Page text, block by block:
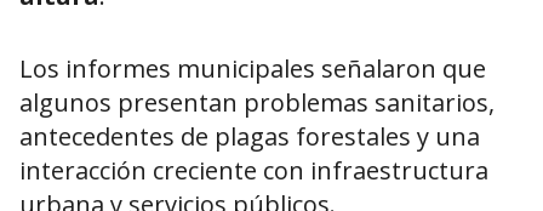
Los informes municipales señalaron que
algunos presentan problemas sanitarios,
antecedentes de plagas forestales y una
interacción creciente con infraestructura
urbana y servicios públicos.